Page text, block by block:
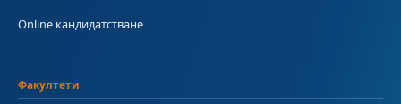
Online кандидатстване
Факултети